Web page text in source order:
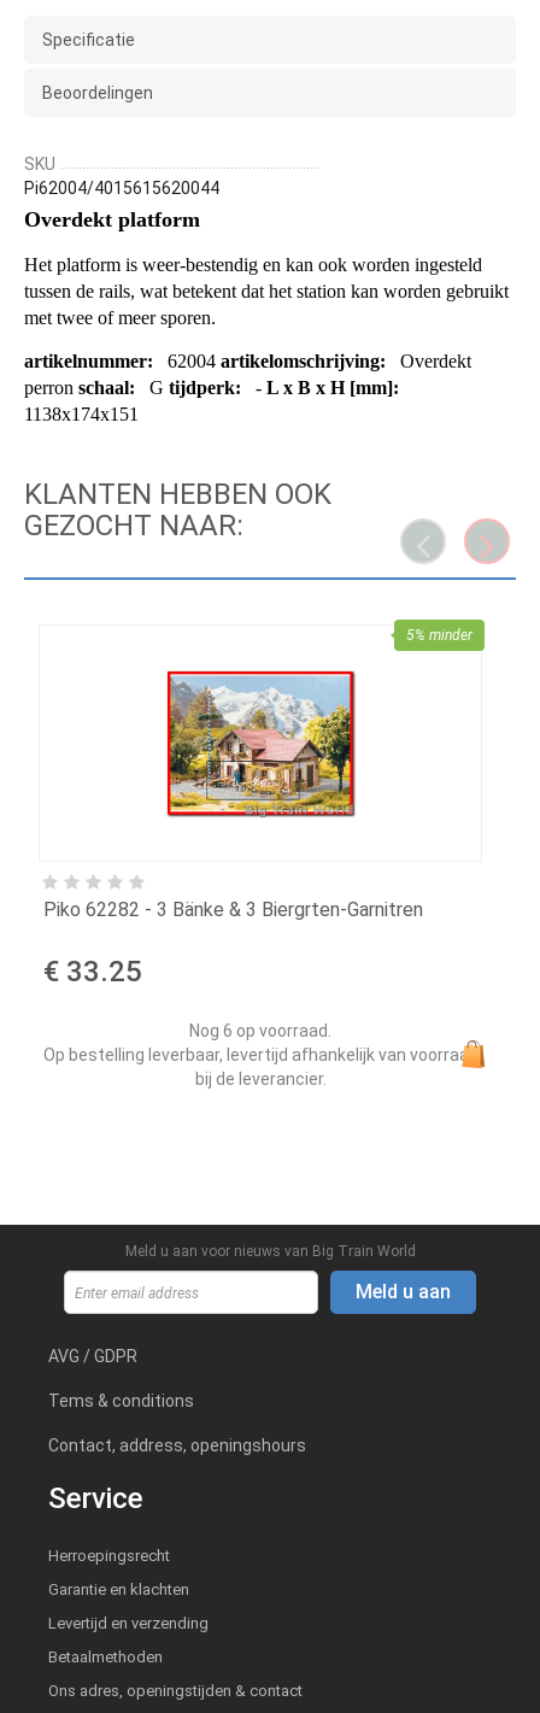
Specificatie
Beoordelingen
SKU
Pi62004/4015615620044
Overdekt platform
Het platform is weer-bestendig en kan ook worden ingesteld
tussen de rails, wat betekent dat het station kan worden gebruikt
met twee of meer sporen.
artikelnummer: 62004 artikelomschrijving: Overdekt
perron schaal: G tijdperk: - L x B x H [mm]:
1138x174x151
KLANTEN HEBBEN OOK
GEZOCHT NAAR:
Piko 62282 - 3 Bänke & 3 Biergrten-Garnitren
€ 33.25
Nog 6 op voorraad.
Op bestelling leverbaar, levertijd afhankelijk van voorraad
bij de leverancier.
5% minder
Meld u aan voor nieuws van Big Train World
Meld u aan
AVG / GDPR
Tems & conditions
Contact, address, openingshours
Service
Herroepingsrecht
Garantie en klachten
Levertijd en verzending
Betaalmethoden
Ons adres, openingstijden & contact